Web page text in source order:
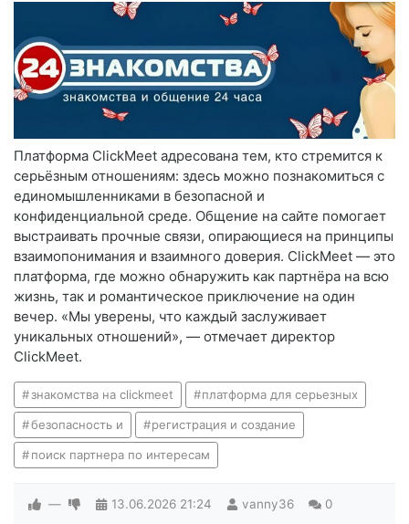
Платформа ClickMeet адресована тем, кто стремится к
серьёзным отношениям: здесь можно познакомиться с
единомышленниками в безопасной и
конфиденциальной среде. Общение на сайте помогает
выстраивать прочные связи, опирающиеся на принципы
взаимопонимания и взаимного доверия. ClickMeet — это
платформа, где можно обнаружить как партнёра на всю
жизнь, так и романтическое приключение на один
вечер. «Мы уверены, что каждый заслуживает
уникальных отношений», — отмечает директор
ClickMeet.
знакомства на clickmeet платформа для серьезных
безопасность и регистрация и создание
поиск партнера по интересам
— 13.06.2026 21:24 vanny36 0